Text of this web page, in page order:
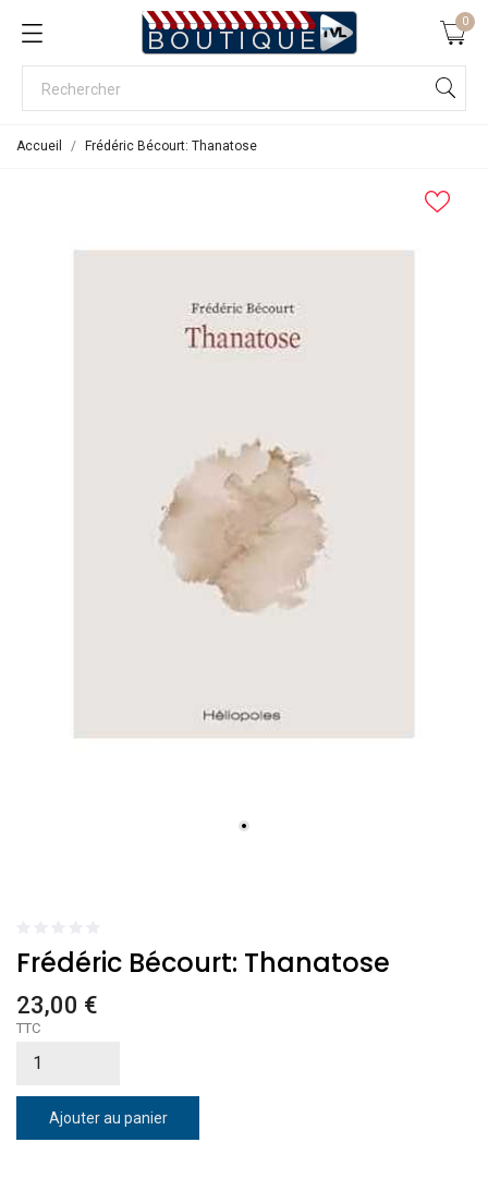
0
Accueil Frédéric Bécourt: Thanatose
Frédéric Bécourt: Thanatose
23,00 €
TTC
Ajouter au panier